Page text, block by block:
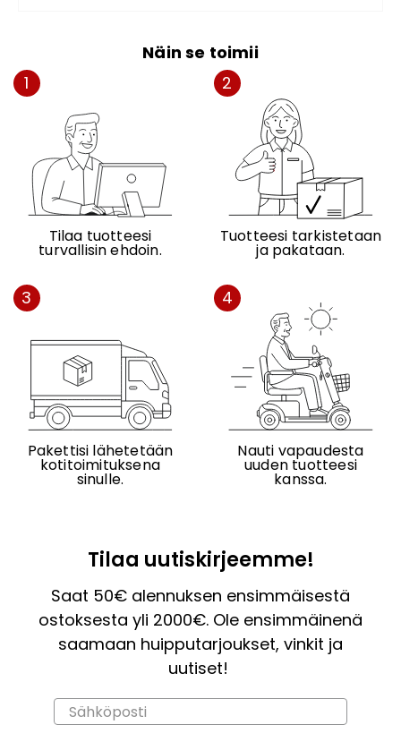
Näin se toimii
1
Tilaa tuotteesi
turvallisin ehdoin.
2
Tuotteesi tarkistetaan
ja pakataan.
3
Pakettisi lähetetään
kotitoimituksena
sinulle.
4
Nauti vapaudesta
uuden tuotteesi
kanssa.
Tilaa uutiskirjeemme!
Saat 50€ alennuksen ensimmäisestä
ostoksesta yli 2000€. Ole ensimmäinenä
saamaan huipputarjoukset, vinkit ja
uutiset!